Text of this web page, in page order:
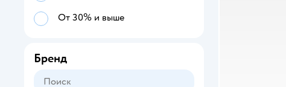
От 30% и выше
Бренд